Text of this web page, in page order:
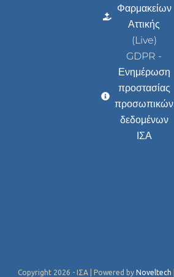
Φαρμακείων
Αττικής
(Live)
GDPR -
Ενημέρωση
προστασίας
προσωπικών
δεδομένων
ΙΣΑ
Copyright 2026 - ΙΣΑ | Powered by Noveltech